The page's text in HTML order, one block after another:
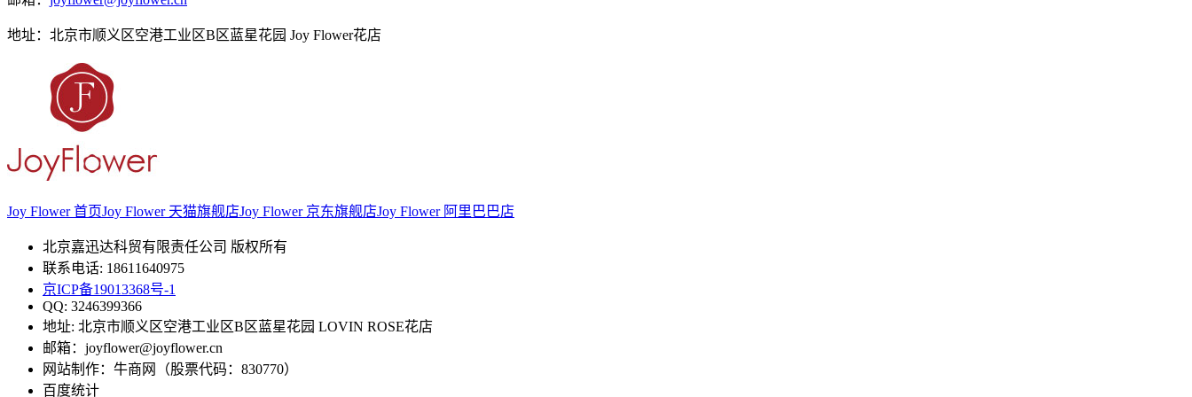
地址：北京市顺义区空港工业区B区蓝星花园 Joy Flower花店
Joy Flower 首页Joy Flower 天猫旗舰店Joy Flower 京东旗舰店Joy Flower 阿里巴巴店
北京嘉迅达科贸有限责任公司 版权所有
联系电话: 18611640975
京ICP备19013368号-1
QQ: 3246399366
地址: 北京市顺义区空港工业区B区蓝星花园 LOVIN ROSE花店
邮箱：joyflower@joyflower.cn
网站制作：牛商网（股票代码：830770）
百度统计